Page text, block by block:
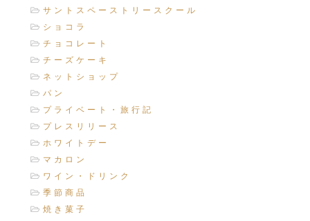
サントスペーストリースクール
ショコラ
チョコレート
チーズケーキ
ネットショップ
パン
プライベート・旅行記
プレスリリース
ホワイトデー
マカロン
ワイン・ドリンク
季節商品
焼き菓子